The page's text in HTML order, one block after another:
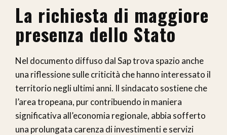
La richiesta di maggiore
presenza dello Stato
Nel documento diffuso dal Sap trova spazio anche
una riflessione sulle criticità che hanno interessato il
territorio negli ultimi anni. Il sindacato sostiene che
l’area tropeana, pur contribuendo in maniera
significativa all’economia regionale, abbia sofferto
una prolungata carenza di investimenti e servizi